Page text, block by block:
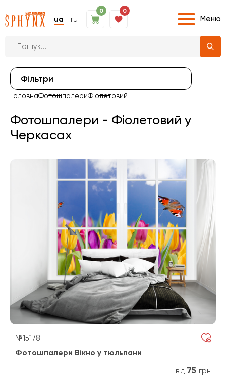
ua ru
0 0
Меню
Фiльтри
ГоловнаФотошпалериФіолетовий
Фотошпалери - Фіолетовий у
Черкасах
№15178
Фотошпалери Вікно у тюльпани
від 75 грн